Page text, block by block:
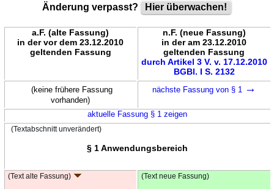
Änderung verpasst? Hier überwachen!
a.F. (alte Fassung)
in der vor dem 23.12.2010
geltenden Fassung
n.F. (neue Fassung)
in der am 23.12.2010
geltenden Fassung
durch Artikel 3 V. v. 17.12.2010
BGBl. I S. 2132
(keine frühere Fassung
vorhanden)
nächste Fassung von § 1 →
aktuelle Fassung § 1 zeigen
(Textabschnitt unverändert)
§ 1 Anwendungsbereich
(Text alte Fassung) (Text neue Fassung)